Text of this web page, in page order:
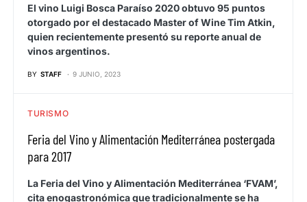
El vino Luigi Bosca Paraíso 2020 obtuvo 95 puntos
otorgado por el destacado Master of Wine Tim Atkin,
quien recientemente presentó su reporte anual de
vinos argentinos.
BY STAFF 9 JUNIO, 2023
TURISMO
Feria del Vino y Alimentación Mediterránea postergada
para 2017
La Feria del Vino y Alimentación Mediterránea ‘FVAM’,
cita enogastronómica que tradicionalmente se ha